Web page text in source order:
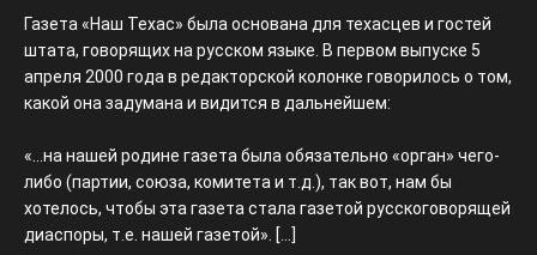
Газета «Наш Техас» была основана для техасцев и гостей
штата, говорящих на русском языке. В первом выпуске 5
апреля 2000 года в редакторской колонке говорилось о том,
какой она задумана и видится в дальнейшем:
«...на нашей родине газета была обязательно «орган» чего-
либо (партии, союза, комитета и т.д.), так вот, нам бы
хотелось, чтобы эта газета стала газетой русскоговорящей
диаспоры, т.е. нашей газетой». [...]